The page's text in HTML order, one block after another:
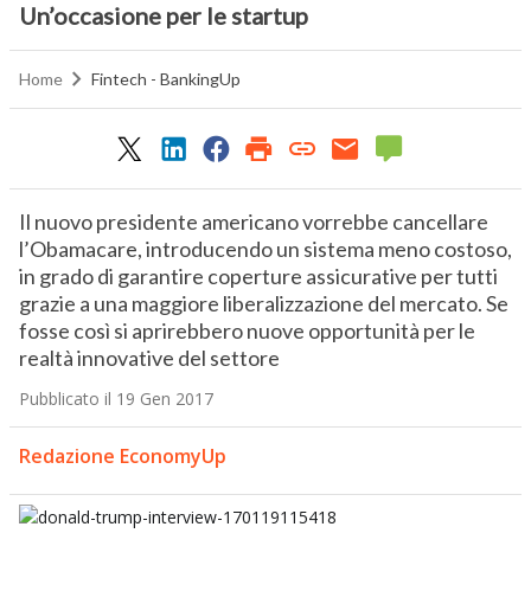
Un’occasione per le startup
Home Fintech - BankingUp
Il nuovo presidente americano vorrebbe cancellare
l’Obamacare, introducendo un sistema meno costoso,
in grado di garantire coperture assicurative per tutti
grazie a una maggiore liberalizzazione del mercato. Se
fosse così si aprirebbero nuove opportunità per le
realtà innovative del settore
Pubblicato il 19 Gen 2017
Redazione EconomyUp